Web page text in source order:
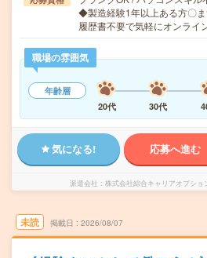
◆製造経験1年以上ある方〇ま
履歴書不要で気軽にオンラ
職場の雰囲気
年齢層
20代
30代
気になる! 応募へ進む
派遣会社 株式会社綜合キャリアオプシ
未読 掲載日 2026/08/07